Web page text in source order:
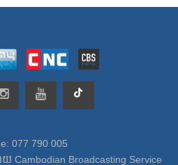
077 790 005
Cambodian Broadcasting Service